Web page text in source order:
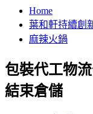
Home
葉和軒持續創
麻辣火鍋
包裝代工物
結束倉儲